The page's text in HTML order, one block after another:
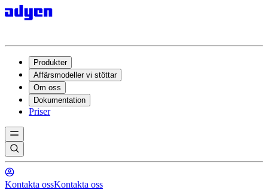
Produkter
Affärsmodeller vi stöttar
Om oss
Dokumentation
Priser
Kontakta ossKontakta oss